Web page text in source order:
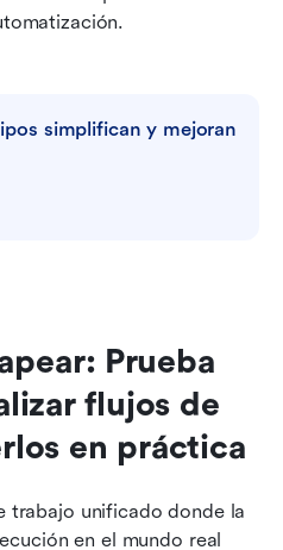
simplifican y mejoran
Prueba
flujos de
en práctica
trabajo unificado donde la
en el mundo real